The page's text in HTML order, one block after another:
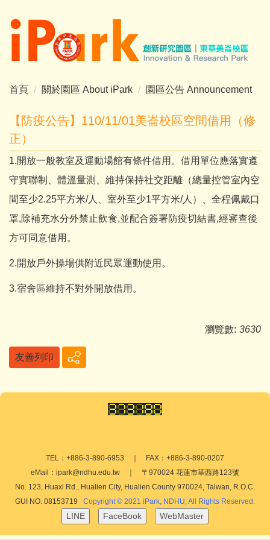
到
區
首頁 關於園區 About iPark 園區公告 Announcement
【防疫公告】110/11/01美崙校區空間借用（修
正）
1.開放一般教室及運動場館有條件借用。借用單位應落實遵
守實聯制、體溫量測、維持保持社交距離（總量控管室內空
間至少2.25平方米/人、室外至少1平方米/人）、全程佩戴口
罩,除補充水分外禁止飲食,並配合簽署防疫切結書,經審查後
方可同意借用。
2.開放戶外操場供附近民眾運動使用。
3.宿舍區維持不對外開放借用。
瀏覽數: 3630
友善列印
TEL：+886-3-890-6953 ｜ FAX：+886-3-890-0207
eMail：ipark@ndhu.edu.tw ｜ 〒970024 花蓮市華西路123號
No. 123, Huaxi Rd., Hualien City, Hualien County 970024, Taiwan, R.O.C.
GUI NO. 08153719
Copyright © 2021 iPark, NDHU, All Rights Reserved.